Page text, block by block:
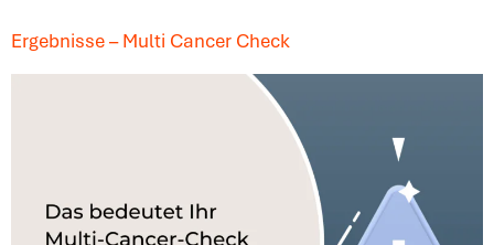
Ergebnisse – Multi Cancer Check